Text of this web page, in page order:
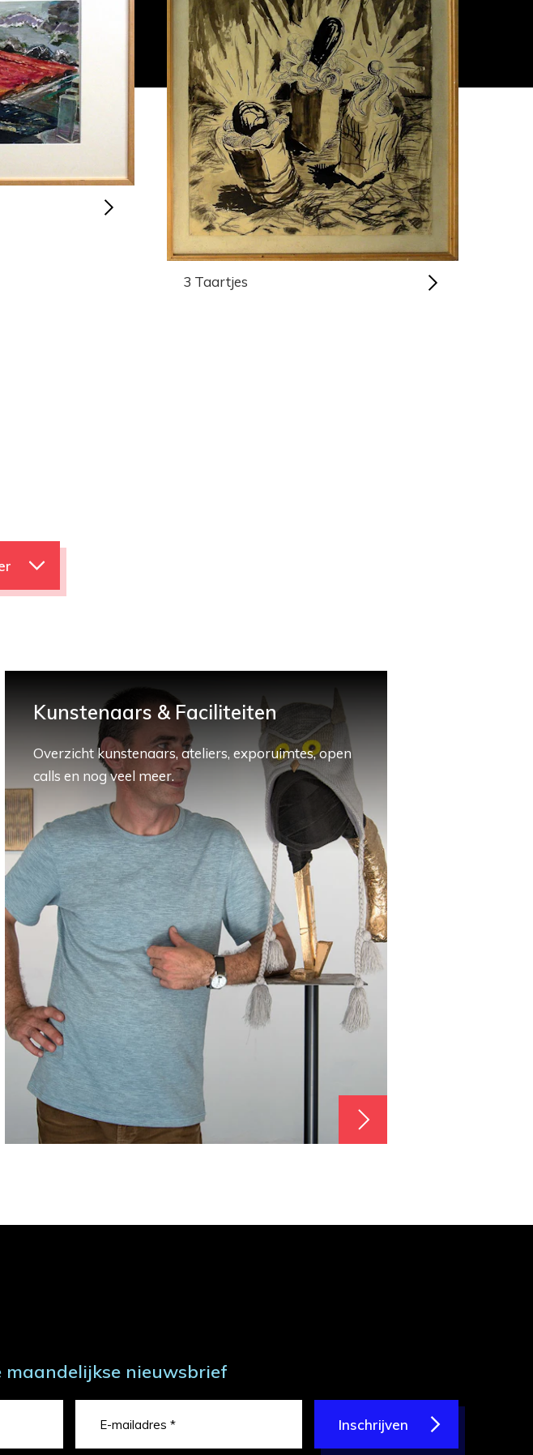
3 Taartjes
Kunstenaars & Faciliteiten
Overzicht kunstenaars, ateliers, exporuimtes, open
calls en nog veel meer.
maandelijkse nieuwsbrief
Inschrijven